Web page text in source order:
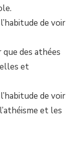
de voir
des athées
et
de voir
et les